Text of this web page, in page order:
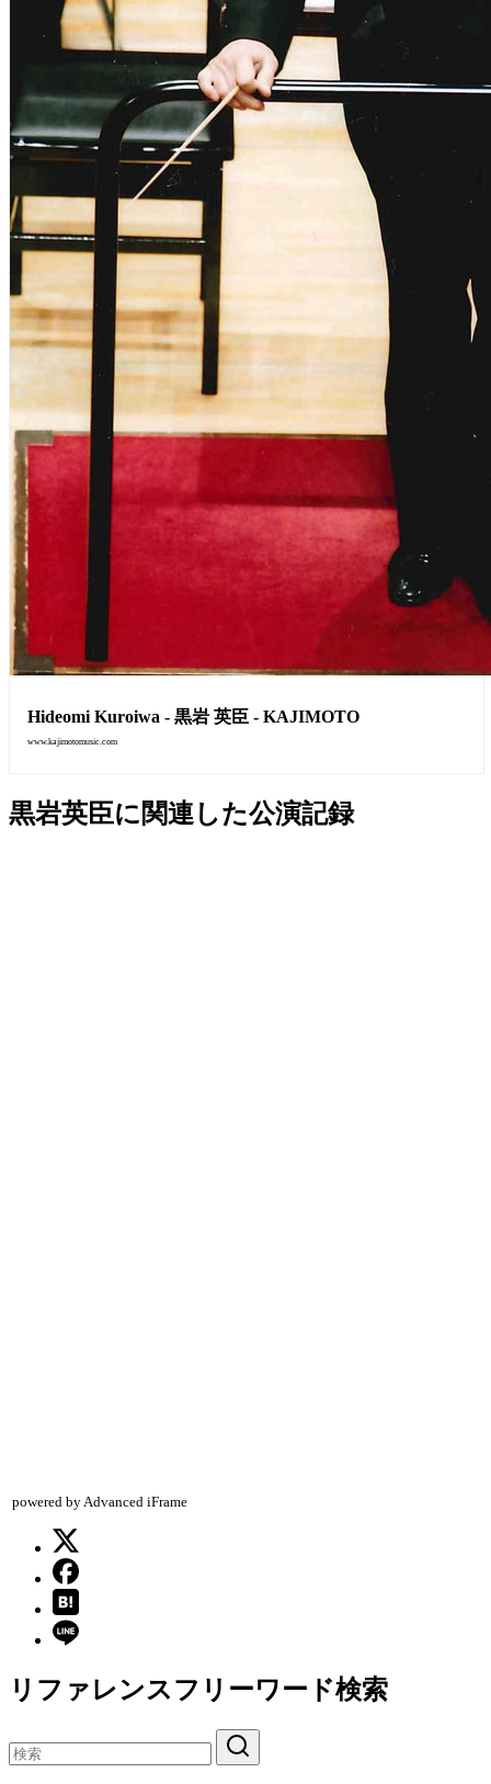
Hideomi Kuroiwa - 黒岩 英臣 - KAJIMOTO
www.kajimotomusic.com
黒岩英臣に関連した公演記録
powered by Advanced iFrame
リファレンスフリーワード検索